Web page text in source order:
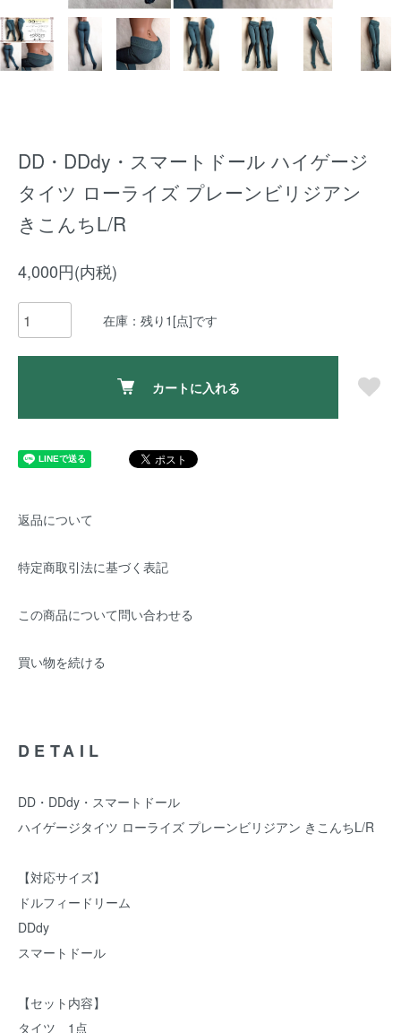
DD・DDdy・スマートドール ハイゲージ
タイツ ローライズ プレーンビリジアン
きこんちL/R
4,000円(内税)
在庫：残り1[点]です
カートに入れる
返品について
特定商取引法に基づく表記
この商品について問い合わせる
買い物を続ける
DETAIL
DD・DDdy・スマートドール
ハイゲージタイツ ローライズ プレーンビリジアン きこんちL/R
【対応サイズ】
ドルフィードリーム
DDdy
スマートドール
【セット内容】
タイツ 1点